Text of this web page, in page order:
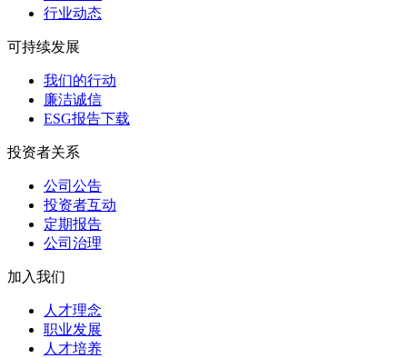
行业动态
可持续发展
我们的行动
廉洁诚信
ESG报告下载
投资者关系
公司公告
投资者互动
定期报告
公司治理
加入我们
人才理念
职业发展
人才培养